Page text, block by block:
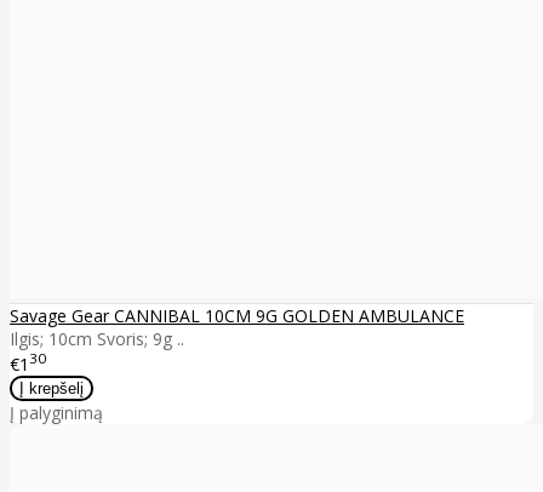
Savage Gear CANNIBAL 10CM 9G GOLDEN AMBULANCE
Ilgis; 10cm Svoris; 9g ..
€1 30
Į palyginimą